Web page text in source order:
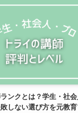
ンクとは？学生・社
しない選び方を元教